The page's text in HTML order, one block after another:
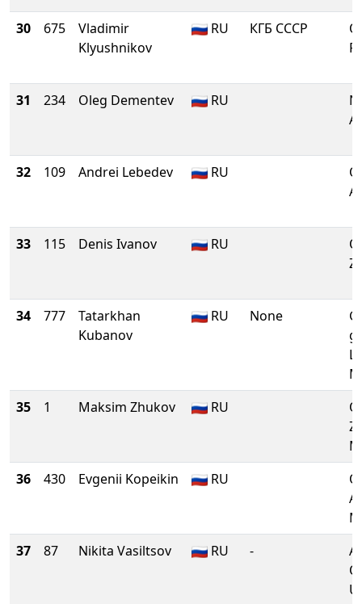
30 675
Vladimir
Klyushnikov
RU КГБ СССР
31 234 Oleg Dementev RU
32 109 Andrei Lebedev RU
33 115 Denis Ivanov RU
34 777
Tatarkhan
Kubanov
RU None
M
35
1 Maksim Zhukov RU
M
36
430 Evgenii Kopeikin RU
37
87 Nikita Vasiltsov RU -